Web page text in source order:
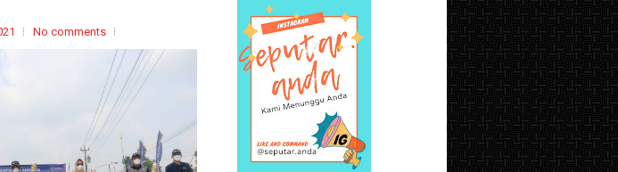
No comments